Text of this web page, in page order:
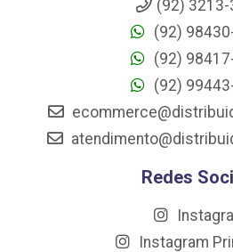
(92) 3213-
(92)
(92)
(92)
Redes
Instagram